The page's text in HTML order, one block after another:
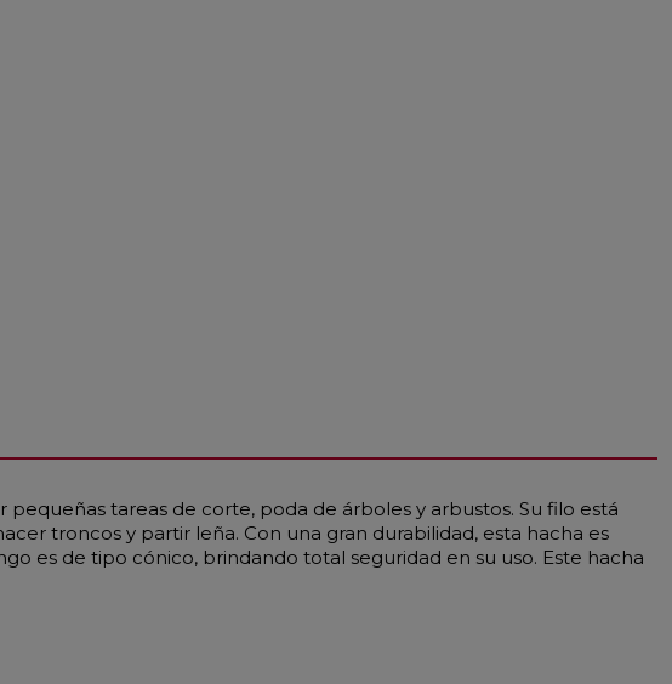
tareas de corte, poda de árboles y arbustos. Su filo está
troncos y partir leña. Con una gran durabilidad, esta hacha es
es de tipo cónico, brindando total seguridad en su uso. Este hacha